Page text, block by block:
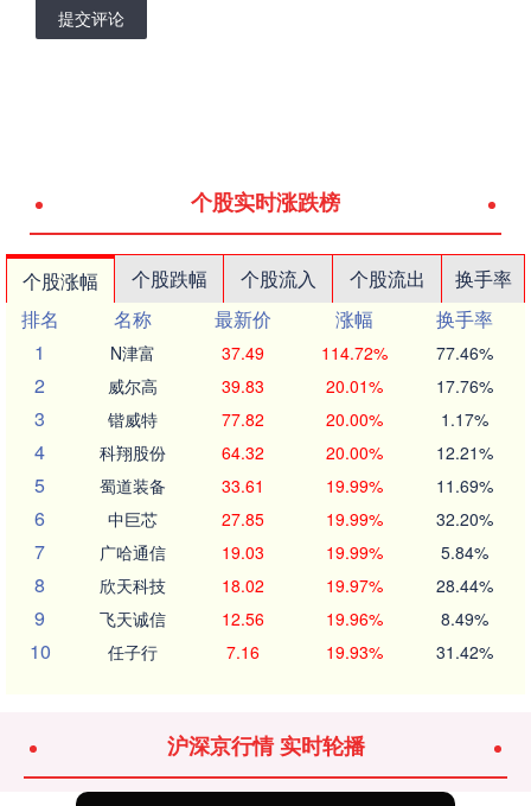
提交评论
个股实时涨跌榜
个股涨幅 个股跌幅 个股流入 个股流出
换手率
排名
名称 最新价 涨幅
换手率
1
N津富 37.49 114.72% 77.46%
2 威尔高 39.83 20.01% 17.76%
3 锴威特 77.82 20.00% 1.17%
4 科翔股份 64.32 20.00% 12.21%
5 蜀道装备 33.61 19.99% 11.69%
6 中巨芯 27.85 19.99% 32.20%
7 广哈通信 19.03 19.99% 5.84%
8 欣天科技 18.02 19.97% 28.44%
9 飞天诚信 12.56 19.96% 8.49%
10 任子行 7.16 19.93% 31.42%
沪深京行情 实时轮播